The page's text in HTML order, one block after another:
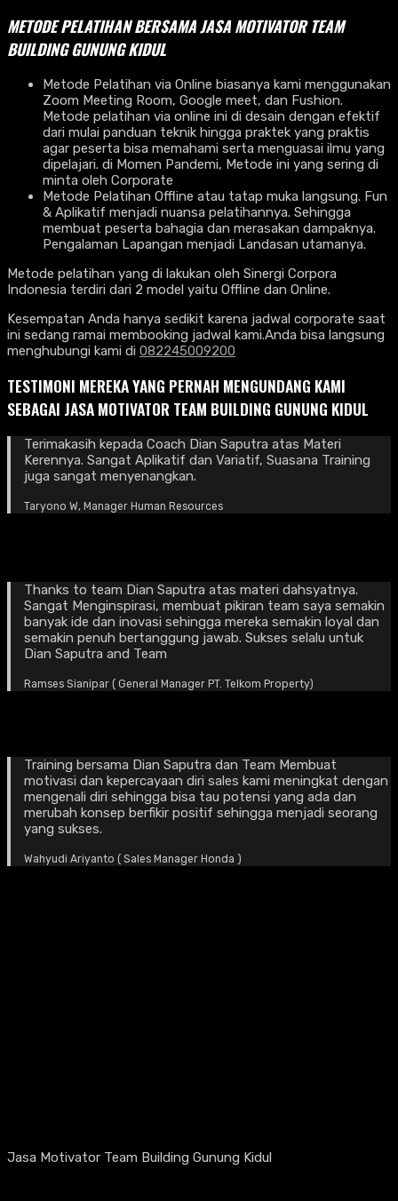
METODE PELATIHAN BERSAMA JASA MOTIVATOR TEAM
BUILDING GUNUNG KIDUL
Metode Pelatihan via Online biasanya kami menggunakan
Zoom Meeting Room, Google meet, dan Fushion.
Metode pelatihan via online ini di desain dengan efektif
dari mulai panduan teknik hingga praktek yang praktis
agar peserta bisa memahami serta menguasai ilmu yang
dipelajari. di Momen Pandemi, Metode ini yang sering di
minta oleh Corporate
Metode Pelatihan Offline atau tatap muka langsung. Fun
& Aplikatif menjadi nuansa pelatihannya. Sehingga
membuat peserta bahagia dan merasakan dampaknya.
Pengalaman Lapangan menjadi Landasan utamanya.
Metode pelatihan yang di lakukan oleh Sinergi Corpora
Indonesia terdiri dari 2 model yaitu Offline dan Online.
Kesempatan Anda hanya sedikit karena jadwal corporate saat
ini sedang ramai membooking jadwal kami.Anda bisa langsung
menghubungi kami di 082245009200
TESTIMONI MEREKA YANG PERNAH MENGUNDANG KAMI
SEBAGAI JASA MOTIVATOR TEAM BUILDING GUNUNG KIDUL
Terimakasih kepada Coach Dian Saputra atas Materi
Kerennya. Sangat Aplikatif dan Variatif, Suasana Training
juga sangat menyenangkan.
Taryono W, Manager Human Resources
Thanks to team Dian Saputra atas materi dahsyatnya.
Sangat Menginspirasi, membuat pikiran team saya semakin
banyak ide dan inovasi sehingga mereka semakin loyal dan
semakin penuh bertanggung jawab. Sukses selalu untuk
Dian Saputra and Team
Ramses Sianipar ( General Manager PT. Telkom Property)
Training bersama Dian Saputra dan Team Membuat
motivasi dan kepercayaan diri sales kami meningkat dengan
mengenali diri sehingga bisa tau potensi yang ada dan
merubah konsep berfikir positif sehingga menjadi seorang
yang sukses.
Wahyudi Ariyanto ( Sales Manager Honda )
Jasa Motivator Team Building Gunung Kidul